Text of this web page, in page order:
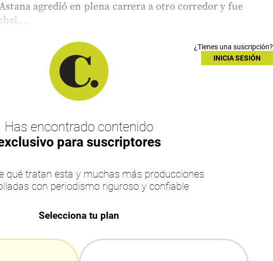
agredió en plena carrera a otro corredor y fue
¿Tienes una suscripción?
INICIA SESIÓN
Has encontrado contenido
para suscriptores
qué tratan esta y muchas más producciones
con periodismo riguroso y confiable
Selecciona tu plan